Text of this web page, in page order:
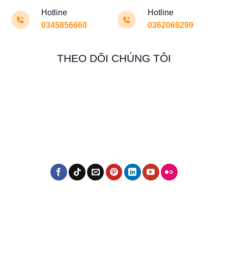
Hotline
0345856660
Hotline
0362069299
THEO DÕI CHÚNG TÔI